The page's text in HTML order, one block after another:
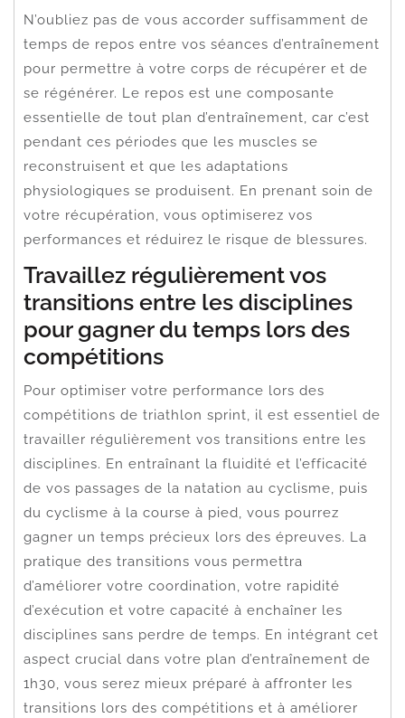
N’oubliez pas de vous accorder suffisamment de
temps de repos entre vos séances d’entraînement
pour permettre à votre corps de récupérer et de
se régénérer. Le repos est une composante
essentielle de tout plan d’entraînement, car c’est
pendant ces périodes que les muscles se
reconstruisent et que les adaptations
physiologiques se produisent. En prenant soin de
votre récupération, vous optimiserez vos
performances et réduirez le risque de blessures.
Travaillez régulièrement vos
transitions entre les disciplines
pour gagner du temps lors des
compétitions
Pour optimiser votre performance lors des
compétitions de triathlon sprint, il est essentiel de
travailler régulièrement vos transitions entre les
disciplines. En entraînant la fluidité et l’efficacité
de vos passages de la natation au cyclisme, puis
du cyclisme à la course à pied, vous pourrez
gagner un temps précieux lors des épreuves. La
pratique des transitions vous permettra
d’améliorer votre coordination, votre rapidité
d’exécution et votre capacité à enchaîner les
disciplines sans perdre de temps. En intégrant cet
aspect crucial dans votre plan d’entraînement de
1h30, vous serez mieux préparé à affronter les
transitions lors des compétitions et à améliorer